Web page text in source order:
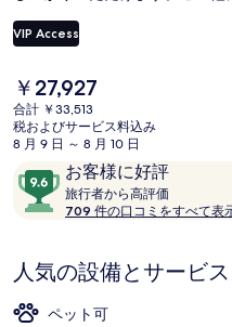
ン
写
真
ギ
ャ
リ
ー
周辺の公共交通機関が充実して
アールズ コート駅までは 3 分
VIP Access
現
在
の
料
は
￥27,927
￥27,927
合計 ￥33,513
税およびサービス料込み
8 月 9 日 ～ 8 月 10 日
口
コ
ミ
お客様に好評
10
段
階
9.6、
お
客
旅行者から高評価
行
ら
709 件の口コミをすべて表
人気の設備とサービス
ペット可